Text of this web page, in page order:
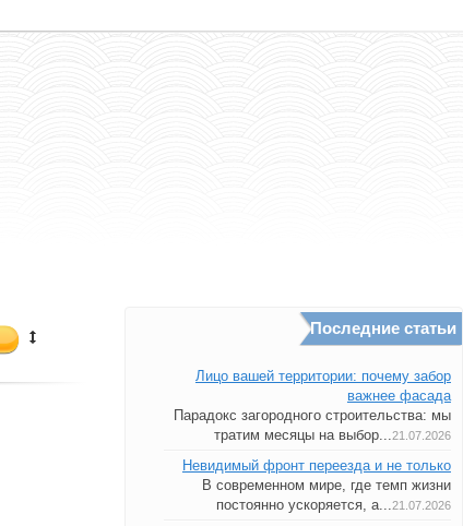
Последние статьи
Лицо вашей территории: почему забор
важнее фасада
Парадокс загородного строительства: мы
тратим месяцы на выбор...21.07.2026
Невидимый фронт переезда и не только
В современном мире, где темп жизни
постоянно ускоряется, а...21.07.2026